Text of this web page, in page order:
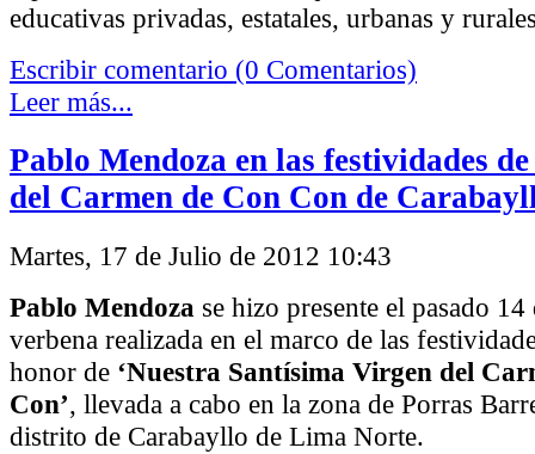
educativas privadas, estatales, urbanas y
Escribir comentario (0 Comentarios)
Leer más...
Pablo Mendoza en las festividades
del Carmen de Con Con de
Martes, 17 de Julio de 2012 10:43
Pablo Mendoza se hizo presente el pasado
verbena realizada en el marco de las
honor de ‘Nuestra Santísima Virgen del
Con’, llevada a cabo en la zona de Porras
distrito de Carabayllo de Lima Norte.